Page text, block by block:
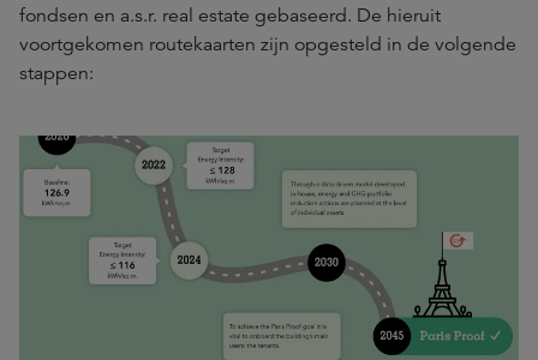
fondsen en a.s.r. real estate gebaseerd. De hieruit
voortgekomen routekaarten zijn opgesteld in de volgende
stappen: